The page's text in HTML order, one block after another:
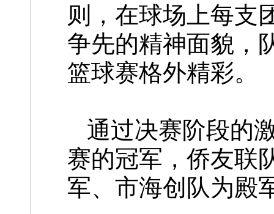
则，在球场上每支
争先的精神面貌，
篮球赛格外精彩。
通过决赛阶段的
赛的冠军，侨友联
军、市海创队为殿